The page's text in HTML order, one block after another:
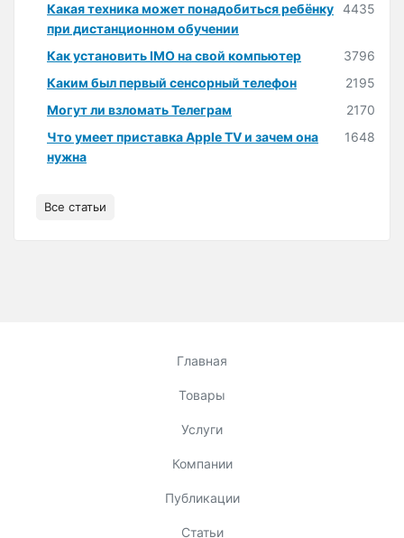
Какая техника может понадобиться ребёнку
при дистанционном обучении
4435
Как установить IMO на свой компьютер
3796
Каким был первый сенсорный телефон
2195
Могут ли взломать Телеграм
2170
Что умеет приставка Apple TV и зачем она
нужна
1648
Все статьи
Главная
Товары
Услуги
Компании
Публикации
Статьи